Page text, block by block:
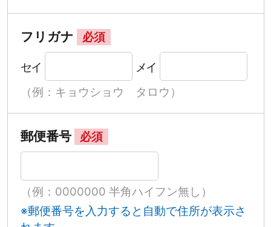
フリガナ 必須
セイ
メイ
（例：キョウショウ タロウ）
郵便番号 必須
（例：0000000 半角ハイフン無し）
※郵便番号を入力すると自動で住所が表示さ